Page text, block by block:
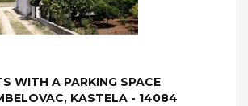
WITH A PARKING SPACE
KASTELA - 14084